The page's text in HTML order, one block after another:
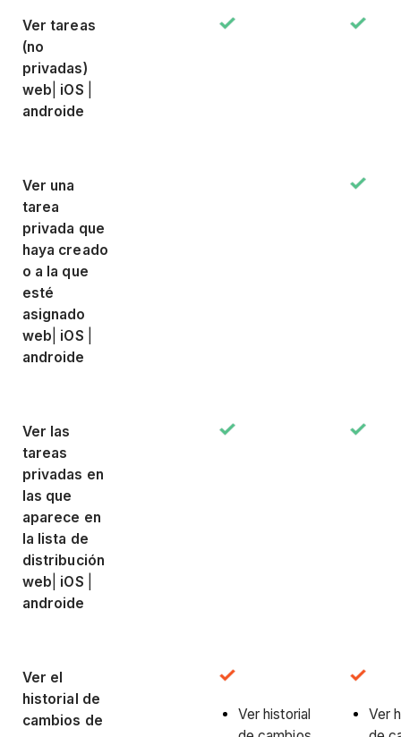
Ver tareas
(no
privadas)
web iOS
androide
Ver una
tarea
privada que
haya creado
o a la que
esté
asignado
web iOS
androide
Ver las
tareas
privadas en
las que
aparece en
la lista de
distribución
web iOS
androide
Ver el
historial de
cambios de
Ver historial
Ver